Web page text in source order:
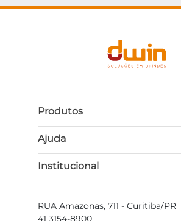
Produtos
Ajuda
Institucional
RUA Amazonas, 711 - Curitiba/PR
41 3154-8900